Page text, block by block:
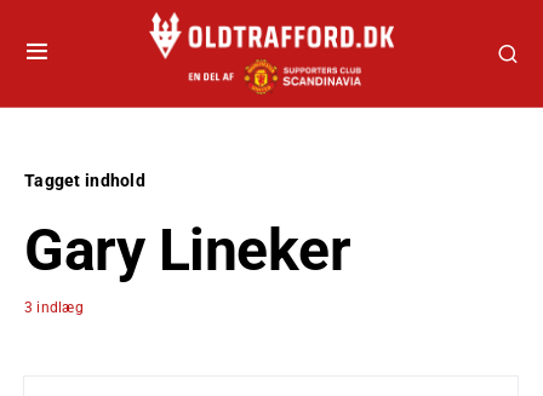
Tagget indhold
Gary Lineker
3 indlæg